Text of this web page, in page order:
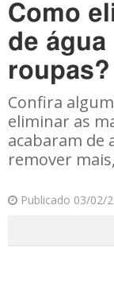
Como
de
Confira
eliminar as
acabaram de
remover
Publicado 03/02/